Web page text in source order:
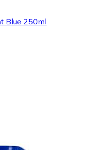
Blue 250ml